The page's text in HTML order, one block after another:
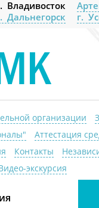
Владивосток
Дальнегорск
г.
организации
Аттестация
Контакты
экскурсия